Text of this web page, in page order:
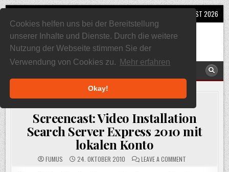
Cookies helfen uns bei der Bereitstellung
unserer Inhalte und Dienste. Durch die weitere
Nutzung der Webseite stimmen Sie der
Verwendung von Cookies zu.
Mehr erfahren
Okay!
Skip
6. AUGUST 2026
SQL, Sharepoint und Co
Alles rund um Sharepoint und SQL Server
POSTED
SEARCH SERVER EXPRESS 2010,SHAREPOINT,SHAREPOINT
Screencast: Video Installation
Search Server Express 2010 mit
lokalen Konto
FUMUS 24. OKTOBER 2010 LEAVE A COMMENT